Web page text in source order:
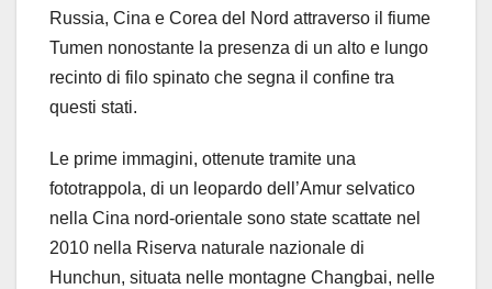
Russia, Cina e Corea del Nord attraverso il fiume
Tumen nonostante la presenza di un alto e lungo
recinto di filo spinato che segna il confine tra
questi stati.
Le prime immagini, ottenute tramite una
fototrappola, di un leopardo dell’Amur selvatico
nella Cina nord-orientale sono state scattate nel
2010 nella Riserva naturale nazionale di
Hunchun, situata nelle montagne Changbai, nelle